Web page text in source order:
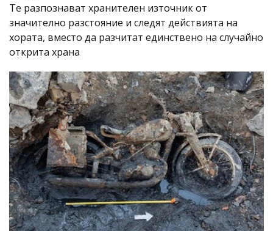
Те разпознават хранителен източник от
значително разстояние и следят действията на
хората, вместо да разчитат единствено на случайно
открита храна